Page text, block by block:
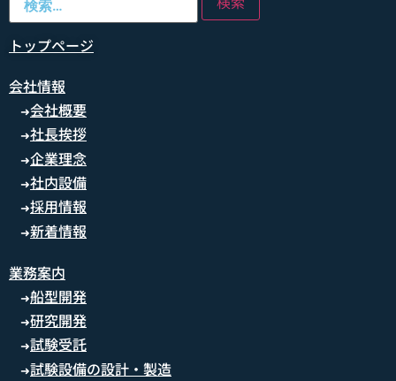
トップページ
会社情報
➜会社概要
➜社長挨拶
➜企業理念
➜社内設備
➜採用情報
➜新着情報
業務案内
➜船型開発
➜研究開発
➜試験受託
➜試験設備の設計・製造